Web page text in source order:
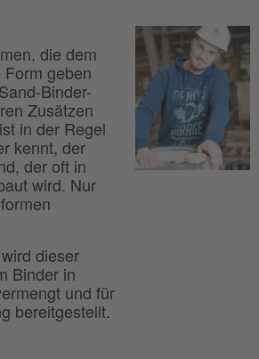
die dem
geben
Binder-
Zusätzen
in der Regel
kennt, der
der oft in
wird. Nur
dieser
Binder in
und für
bereitgestellt.